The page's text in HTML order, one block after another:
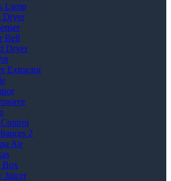
Lamp
Dryer
Bell
Dryer
Extractor
2
Air
Box
Juicer